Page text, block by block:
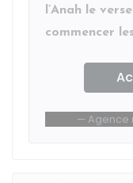
l’Anah le
commencer
Agence